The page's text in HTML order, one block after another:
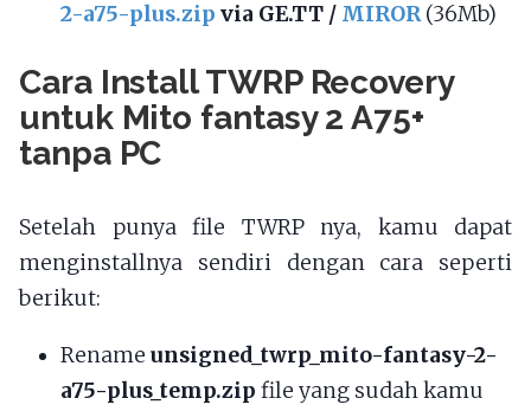
2-a75-plus.zip via GE.TT / MIROR(36Mb)
Cara Install TWRP Recovery
untuk Mito fantasy 2 A75+
tanpa PC
Setelah punya file TWRP nya, kamu dapat
menginstallnya sendiri dengan cara seperti
berikut:
Renameunsigned_twrp_mito-fantasy-2-
a75-plus_temp.zip file yang sudah kamu